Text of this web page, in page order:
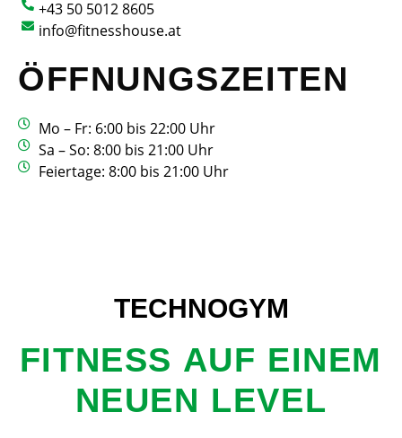
+43 50 5012 8605
info@fitnesshouse.at
ÖFFNUNGSZEITEN
Mo – Fr: 6:00 bis 22:00 Uhr
Sa – So: 8:00 bis 21:00 Uhr
Feiertage: 8:00 bis 21:00 Uhr
TECHNOGYM
FITNESS AUF EINEM
NEUEN LEVEL